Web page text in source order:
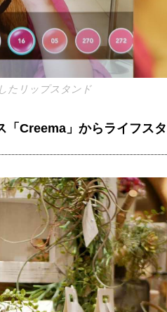
たリップスタンド
「Creema」からライフス